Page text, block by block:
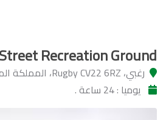
Recreation Ground
رغبي، Rugby CV22 6RZ، المملكة المتحدة
يوميا : 24 ساعة .